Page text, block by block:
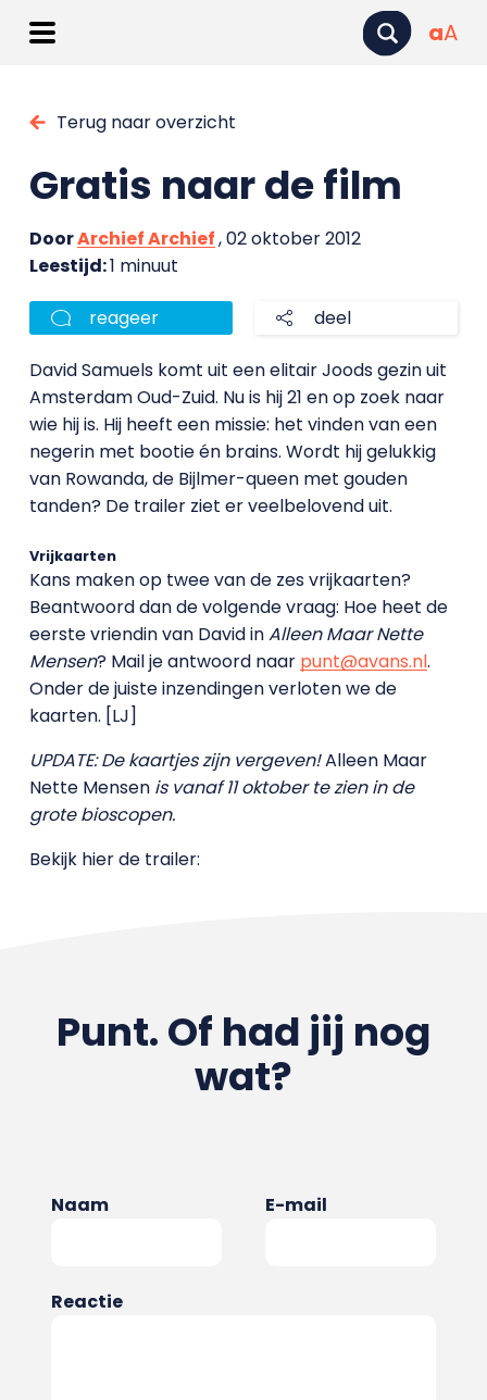
aA
Terug naar overzicht
Gratis naar de film
DoorArchief Archief, 02 oktober 2012
Leestijd:1 minuut
reageer deel
David Samuels komt uit een elitair Joods gezin uit
Amsterdam Oud-Zuid. Nu is hij 21 en op zoek naar
wie hij is. Hij heeft een missie: het vinden van een
negerin met bootie én brains. Wordt hij gelukkig
van Rowanda, de Bijlmer-queen met gouden
tanden? De trailer ziet er veelbelovend uit.
Vrijkaarten
Kans maken op twee van de zes vrijkaarten?
Beantwoord dan de volgende vraag: Hoe heet de
eerste vriendin van David inAlleen Maar Nette
Mensen? Mail je antwoord naar punt@avans.nl.
Onder de juiste inzendingen verloten we de
kaarten. [LJ]
UPDATE: De kaartjes zijn vergeven!Alleen Maar
Nette Mensen is vanaf 11 oktober te zien in de
grote bioscopen.
Bekijk hier de trailer:
Punt. Of had jij nog
wat?
Naam E-mail
Reactie